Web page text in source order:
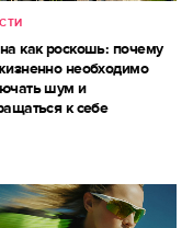
как роскошь: почему
необходимо
шум и
к себе